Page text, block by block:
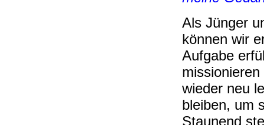
Als Jünger
können wir
Aufgabe
wieder neu
bleiben, um
Staunend